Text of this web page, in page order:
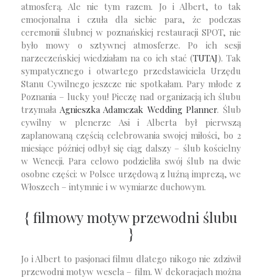
atmosferą. Ale nie tym razem. Jo i Albert, to tak
emocjonalna i czuła dla siebie para, że podczas
ceremonii ślubnej w poznańskiej restauracji SPOT, nie
było mowy o sztywnej atmosferze. Po ich sesji
narzeczeńskiej wiedziałam na co ich stać (TUTAJ). Tak
sympatycznego i otwartego przedstawiciela Urzędu
Stanu Cywilnego jeszcze nie spotkałam. Pary młode z
Poznania – lucky you! Pieczę nad organizacją ich ślubu
trzymała Agnieszka Adamczak Wedding Planner. Ślub
cywilny w plenerze Asi i Alberta był pierwszą
zaplanowaną częścią celebrowania swojej miłości, bo 2
miesiące później odbył się ciąg dalszy – ślub kościelny
w Wenecji. Para celowo podzieliła swój ślub na dwie
osobne części: w Polsce urzędową z luźną imprezą, we
Włoszech – intymnie i w wymiarze duchowym.
{ filmowy motyw przewodni ślubu
}
Jo i Albert to pasjonaci filmu dlatego nikogo nie zdziwił
przewodni motyw wesela – film. W dekoracjach można